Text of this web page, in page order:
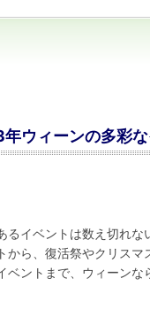
ウィーンの多彩
るイベントは数え切れ
から、復活祭やクリス
ベントまで、ウィーン